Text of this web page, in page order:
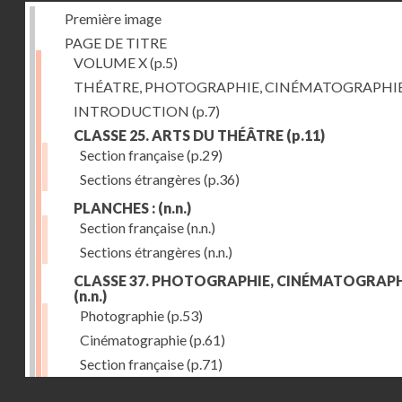
Première image
PAGE DE TITRE
VOLUME X(p.5)
THÉATRE, PHOTOGRAPHIE,
INTRODUCTION (p.7)
CLASSE 25. ARTS DU THÉÂTRE (p.11)
Section française(p.29)
Sections étrangères (p.36)
PLANCHES : (n.n.)
Section française(n.n.)
Sections étrangères (n.n.)
CLASSE 37. PHOTOGRAPHIE,
(n.n.)
Photographie(p.53)
Cinématographie(p.61)
Section française(p.71)